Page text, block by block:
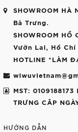
SHOWROOM HÀ
Bà Trưng.
SHOWROOM HỒ
Vườn Lai, Hồ Chí
HOTLINE *LÀM
MST:
TRƯNG CÂP
HƯỚNG DẪN